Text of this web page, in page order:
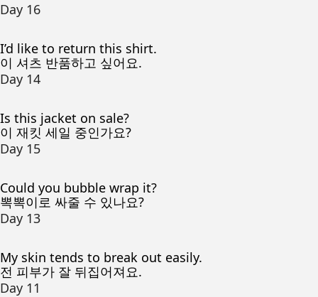
Day 16
I’d like to return this shirt.
이 셔츠 반품하고 싶어요.
Day 14
Is this jacket on sale?
이 재킷 세일 중인가요?
Day 15
Could you bubble wrap it?
뽁뽁이로 싸줄 수 있나요?
Day 13
My skin tends to break out easily.
전 피부가 잘 뒤집어져요.
Day 11